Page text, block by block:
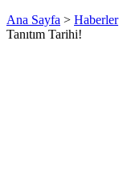
Ana Sayfa > Haberler
Tanıtım Tarihi!